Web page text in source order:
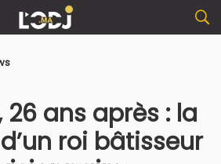
26 ans après : la
roi bâtisseur